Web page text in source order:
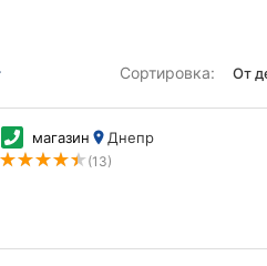
Сортировка:
магазин Днепр
(13)